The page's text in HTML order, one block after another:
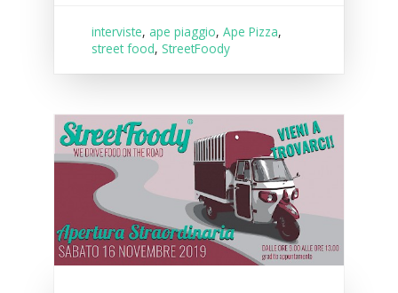
interviste, ape piaggio,Ape Pizza,
street food,StreetFoody